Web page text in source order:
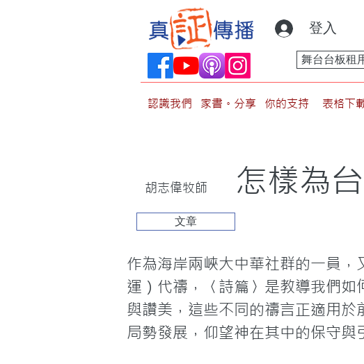
登入
舞台台板租
認識我們 家書。分享 你的支持 表格下
胡志偉牧師 怎樣為
文章
作為海岸兩峽大中華社群的一員
運）代禱，〈詩篇〉是教導我們
與讚美，這些不同的禱言正適用
局勢發展，仰望神在其中的保守與